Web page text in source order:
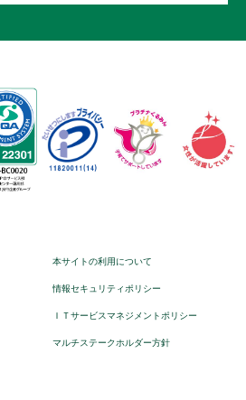
本サイトの利用について
情報セキュリティポリシー
ＩＴサービスマネジメントポリシー
マルチステークホルダー方針